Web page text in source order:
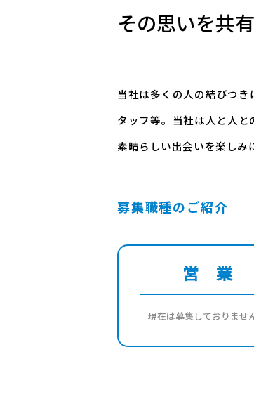
その思いを共
当社は多くの人の結びつ
タッフ等。当社は人と人
素晴らしい出会いを楽しみ
募集職種のご紹介
営 業
現在は募集しておりません